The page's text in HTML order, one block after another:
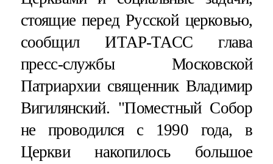
стоящие перед Русской церковью,
сообщил ИТАР-ТАСС глава
пресс-службы Московской
Патриархии священник Владимир
Вигилянский. "Поместный Собор
не проводился с 1990 года, в
Церкви накопилось большое